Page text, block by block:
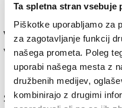
Ta spletna stran vsebuje
Piškotke uporabljamo za
za zagotavljanje funkcij
našega prometa. Poleg
uporabi našega mesta z
družbenih medijev,
kombinirajo z drugimi
nevihte. Količine dežja
V Karnijskih in Julijskih
višino okrog 1500
bo snežilo. Po zdajšnjih
lahko padlo okrog 5 do
Sneg bo, kot kaže, med